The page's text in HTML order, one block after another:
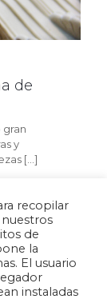
de
gran
y
[…]
de cookies
recopilar
de
la
El usuario
instaladas